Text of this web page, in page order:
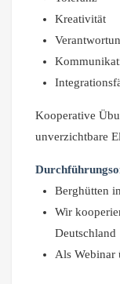
Kreativität
Kooperative
unverzichtbare
Berghütten
Wir
Deutschland
Als Webinar